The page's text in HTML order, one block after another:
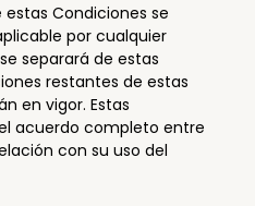
estas Condiciones se
por cualquier
separará de estas
restantes de estas
en vigor. Estas
acuerdo completo entre
con su uso del